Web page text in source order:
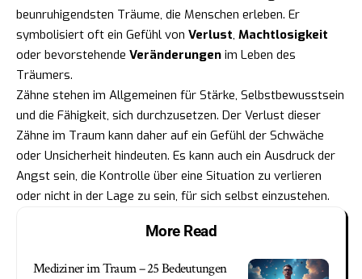
beunruhigendsten Träume, die Menschen erleben. Er
symbolisiert oft ein Gefühl von Verlust, Machtlosigkeit
oder bevorstehende Veränderungen im Leben des
Träumers.
Zähne stehen im Allgemeinen für Stärke, Selbstbewusstsein
und die Fähigkeit, sich durchzusetzen. Der Verlust dieser
Zähne im Traum kann daher auf ein Gefühl der Schwäche
oder Unsicherheit hindeuten. Es kann auch ein Ausdruck der
Angst sein, die Kontrolle über eine Situation zu verlieren
oder nicht in der Lage zu sein, für sich selbst einzustehen.
More Read
Mediziner im Traum – 25 Bedeutungen